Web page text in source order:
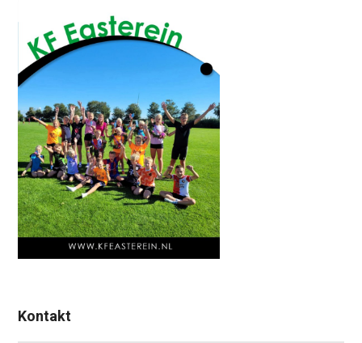
Kontakt